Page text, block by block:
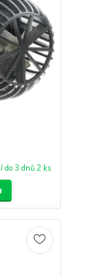
do 3 dnů 2 ks